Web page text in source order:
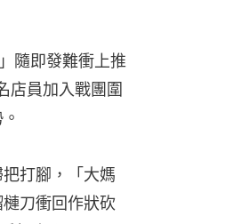
隨即發難衝上推
店員加入戰團圍
打腳，「大媽
刀衝回作狀砍